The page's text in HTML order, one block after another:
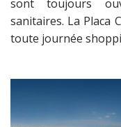
sont toujours
sanitaires. La Placa
toute journée